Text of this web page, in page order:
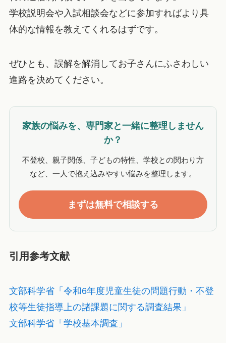
学校説明会や入試相談会などに参加すればより具
体的な情報を教えてくれるはずです。
ぜひとも、誤解を解消してお子さんにふさわしい
進路を決めてください。
家族の悩みを、専門家と一緒に整理しません
か？
不登校、親子関係、子どもの特性、学校との関わり方
など、一人で抱え込みやすい悩みを整理します。
まずは無料で相談する
引用参考文献
文部科学省「令和6年度児童生徒の問題行動・不登
校等生徒指導上の諸課題に関する調査結果」
文部科学省「学校基本調査」